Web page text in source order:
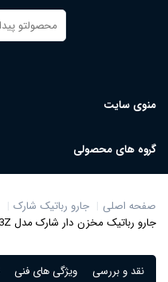
منوی سایت
گروه های محصولی
صفحه اصلی
جارو رباتیک شارک
جارو رباتیک مخزن دار شارک مدل Shark R3Z
نقد و بررسی ویژگی های فنی